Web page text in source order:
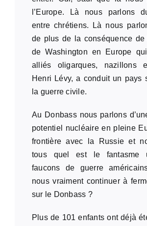
l’Europe. Là nous parlons
entre chrétiens. Là nous
de plus de la conséquence de
de Washington en Europe
alliés oligarques, nazillons
Henri Lévy, a conduit un pays
la guerre civile.
Au Donbass nous parlons
potentiel nucléaire en pleine
frontière avec la Russie et
tous quel est le fantasme
faucons de guerre
nous vraiment continuer à
sur le Donbass ?
Plus de 101 enfants ont déjà